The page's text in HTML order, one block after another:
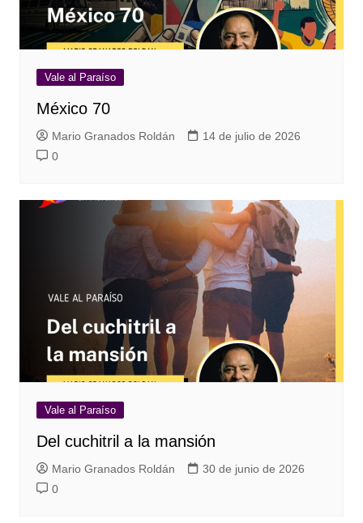
Vale al Paraíso
México 70
Mario Granados Roldán
14 de julio de 2026
0
Vale al Paraíso
Del cuchitril a la mansión
Mario Granados Roldán
30 de junio de 2026
0